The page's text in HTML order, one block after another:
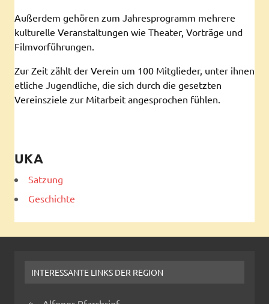
Außerdem gehören zum Jahresprogramm mehrere
kulturelle Veranstaltungen wie Theater, Vorträge und
Filmvorführungen.
Zur Zeit zählt der Verein um 100 Mitglieder, unter ihnen
etliche Jugendliche, die sich durch die gesetzten
Vereinsziele zur Mitarbeit angesprochen fühlen.
UKA
Satzung
Geschichte
INTERESSANTE LINKS DER REGION